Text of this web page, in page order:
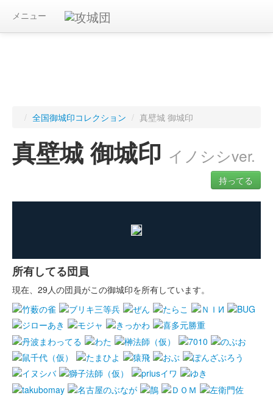
メニュー
/ 全国御城印コレクション / 真壁城 御城印
真壁城 御城印 イノシシver.
持ってる
所有してる団員
現在、29人の団員がこの御城印を所有しています。